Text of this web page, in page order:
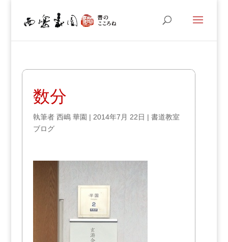
数分
執筆者 西嶋 華園 | 2014年7月 22日 | 書道教室
ブログ